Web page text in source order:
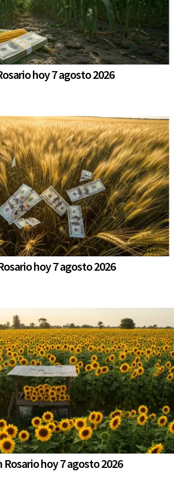
hoy 7 agosto 2026
hoy 7 agosto 2026
Rosario hoy 7 agosto 2026